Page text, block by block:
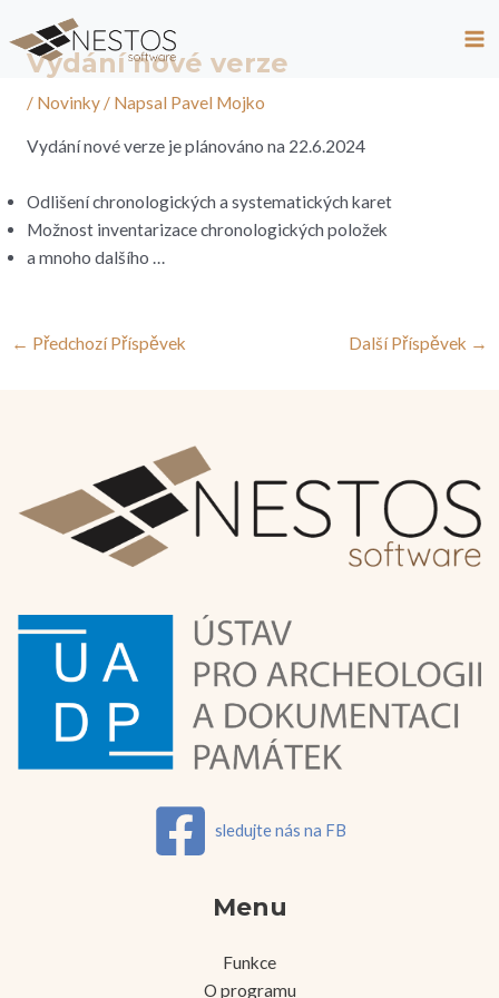
na
obsahVydání nové verze
/ Novinky/ Napsal Pavel Mojko
Vydání nové verze je plánováno na 22.6.2024
Odlišení chronologických a systematických karet
Možnost inventarizace chronologických položek
a mnoho dalšího …
navigation
← Předchozí Příspěvek Další Příspěvek →
sledujte nás na FB
Menu
Funkce
O programu